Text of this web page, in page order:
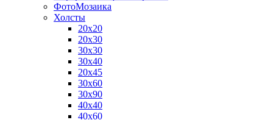
ФотоМозаика
Холсты
20х20
20х30
30х30
30х40
20х45
30х60
30х90
40х40
40х60